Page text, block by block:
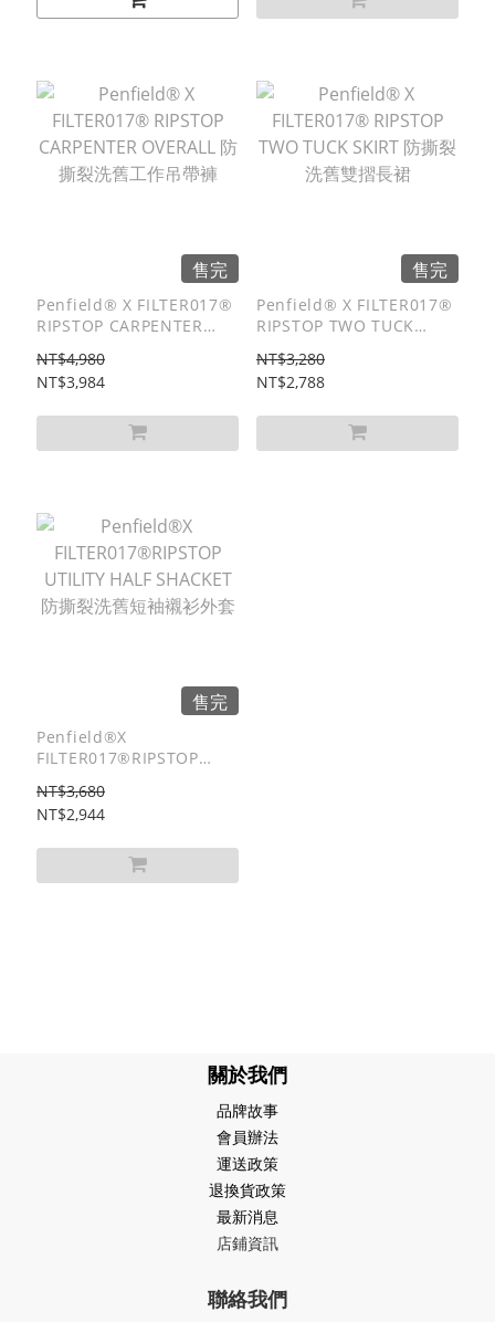
售完
Penfield® X FILTER017®
RIPSTOP CARPENTER
吊帶褲
NT$4,980
NT$3,984
售完
Penfield® X FILTER017®
RIPSTOP TWO TUCK
NT$3,280
NT$2,788
售完
Penfield®X
FILTER017®RIPSTOP
撕裂洗舊短袖襯衫外套
NT$3,680
NT$2,944
關於我們
品牌故事
會員辦法
運送政策
退換貨政策
最新消息
店鋪資訊
聯絡我們